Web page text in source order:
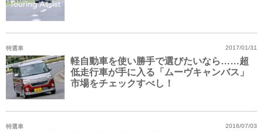
特選車 2017/01/31
軽自動車を使い勝手で選びたいなら……超
低走行車が手に入る「ムーヴキャンバス」
市場をチェックすべし！
特選車 2016/07/03